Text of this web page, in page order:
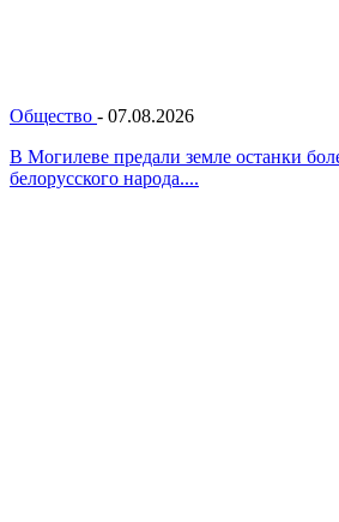
Общество - 07.08.2026
В Могилеве предали земле останки
белорусского народа....